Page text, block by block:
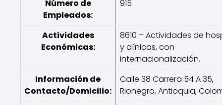
Número de
Empleados:
915
Actividades
Económicas:
8610 – Actividades de
y clínicas, con
internacionalización.
Información de
Contacto/Domicilio:
Calle 38 Carrera 54 A 35,
Rionegro, Antioquia,